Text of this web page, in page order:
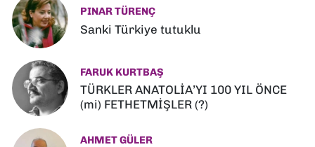
PINAR TÜRENÇ
Sanki Türkiye tutuklu
FARUK KURTBAŞ
TÜRKLER ANATOLİA’YI 100 YIL ÖNCE
(mi) FETHETMİŞLER (?)
AHMET GÜLER